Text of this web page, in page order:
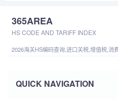
365AREA
HS CODE AND TARIFF INDEX
2026海关HS编码查询,进口关税,增值税,消
QUICK NAVIGATION